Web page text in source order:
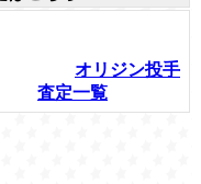
オリジン投手
査定一覧